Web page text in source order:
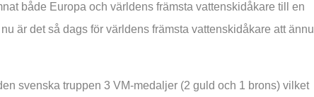
både Europa och världens främsta vattenskidåkare till en
är det så dags för världens främsta vattenskidåkare att ännu
svenska truppen 3 VM-medaljer (2 guld och 1 brons) vilket